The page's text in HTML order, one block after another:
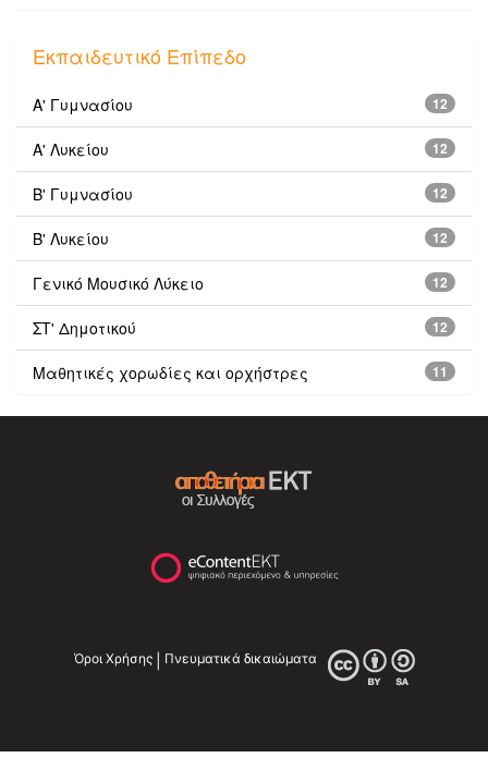
Εκπαιδευτικό Επίπεδο
12
Α' Γυμνασίου
12
Α' Λυκείου
12
Β' Γυμνασίου
12
Β' Λυκείου
12
Γενικό Μουσικό Λύκειο
12
ΣΤ' Δημοτικού
11
Μαθητικές χορωδίες και ορχήστρες